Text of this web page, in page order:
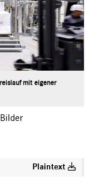
mit eigener
Plaintext